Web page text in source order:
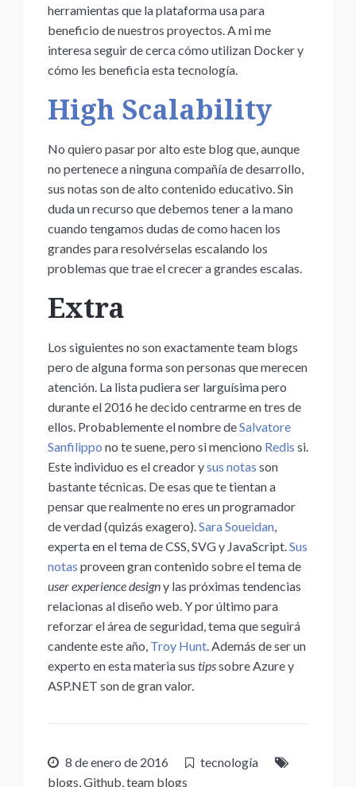
herramientas que la plataforma usa para
beneficio de nuestros proyectos. A mi me
interesa seguir de cerca cómo utilizan Docker y
cómo les beneficia esta tecnología.
High Scalability
No quiero pasar por alto este blog que, aunque
no pertenece a ninguna compañía de desarrollo,
sus notas son de alto contenido educativo. Sin
duda un recurso que debemos tener a la mano
cuando tengamos dudas de como hacen los
grandes para resolvérselas escalando los
problemas que trae el crecer a grandes escalas.
Extra
Los siguientes no son exactamente team blogs
pero de alguna forma son personas que merecen
atención. La lista pudiera ser larguísima pero
durante el 2016 he decido centrarme en tres de
ellos. Probablemente el nombre deSalvatore
Sanfilippo no te suene, pero si menciono Redis si.
Este individuo es el creador ysus notas son
bastante técnicas. De esas que te tientan a
pensar que realmente no eres un programador
de verdad (quizás exagero).Sara Soueidan,
experta en el tema de CSS, SVG y JavaScript.Sus
notas proveen gran contenido sobre el tema de
user experience designy las próximas tendencias
relacionas al diseño web. Y por último para
reforzar el área de seguridad, tema que seguirá
candente este año, Troy Hunt. Además de ser un
experto en esta materia sus tipssobre Azure y
ASP.NET son de gran valor.
8 de enero de 2016
tecnología
blogs,Github,team blogs